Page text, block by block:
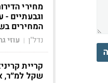
מחירי
וגבעתיים -
המחירים
נדל"ן | עוזי
שקל למ״ר,